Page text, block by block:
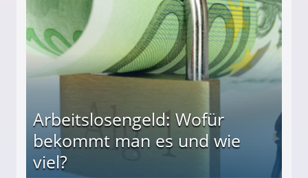
Arbeitslosengeld: Wofür
bekommt man es und wie
viel?